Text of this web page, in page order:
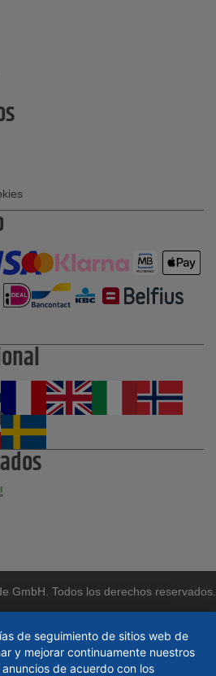
GmbH. Todos los derechos reservados.
de seguimiento de sitios web de
y mejorar continuamente nuestros
de acuerdo con los